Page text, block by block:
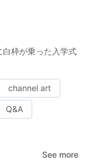
白枠が乗った入学式
channel art
Q&A
See more